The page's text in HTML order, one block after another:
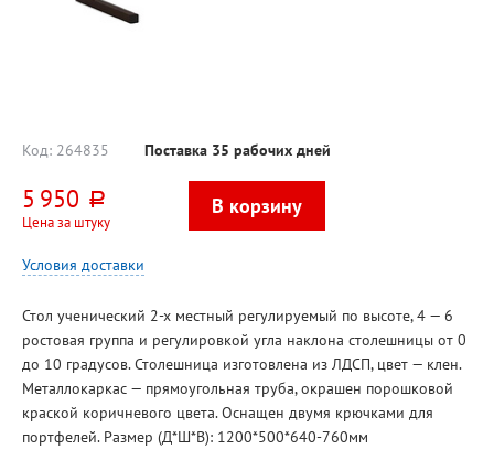
Код: 264835 Поставка 35 рабочих дней
5 950 руб.
Цена за штуку
Условия доставки
Стол ученический 2-х местный регулируемый по высоте, 4 — 6
ростовая группа и регулировкой угла наклона столешницы от 0
до 10 градусов. Столешница изготовлена из ЛДСП, цвет — клен.
Металлокаркас — прямоугольная труба, окрашен порошковой
краской коричневого цвета. Оснащен двумя крючками для
портфелей. Размер (Д*Ш*В): 1200*500*640-760мм